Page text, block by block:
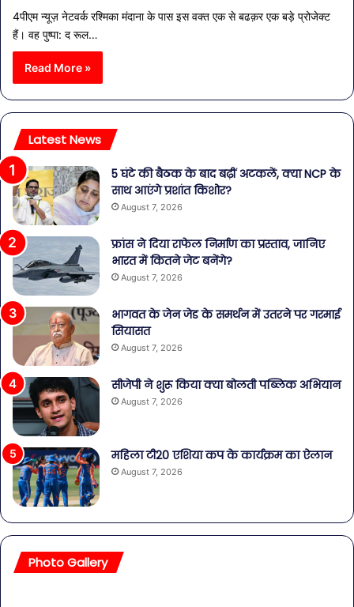
4पीएम न्यूज़ नेटवर्क रश्मिका मंदाना के पास इस वक्त एक से बढक़र एक बड़े प्रोजेक्ट
हैं। वह पुष्पा: द रूल…
Read More »
Latest News
5 घंटे की बैठक के बाद बढ़ीं अटकलें, क्या NCP के
साथ आएंगे प्रशांत किशोर?
August 7, 2026
फ्रांस ने दिया राफेल निर्माण का प्रस्ताव, जानिए
भारत में कितने जेट बनेंगे?
August 7, 2026
भागवत के जेन जेड के समर्थन में उतरने पर गरमाई
सियासत
August 7, 2026
सीजेपी ने शुरू किया क्या बोलती पब्लिक अभियान
August 7, 2026
महिला टी20 एशिया कप के कार्यक्रम का ऐलान
August 7, 2026
Photo Gallery